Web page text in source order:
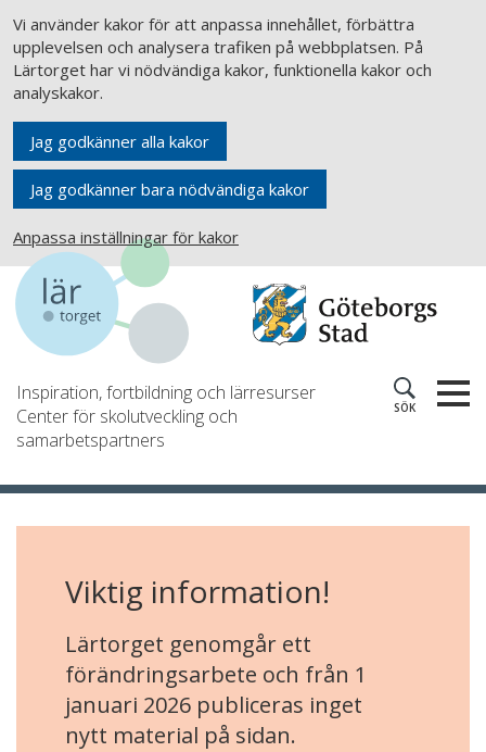
Vi använder kakor för att anpassa innehållet, förbättra
upplevelsen och analysera trafiken på webbplatsen. På
Lärtorget har vi nödvändiga kakor, funktionella kakor och
analyskakor.
Jag godkänner alla kakor
Jag godkänner bara nödvändiga kakor
Anpassa inställningar för kakor
Inspiration, fortbildning och lärresurser
Center för skolutveckling och
samarbetspartners
SÖK
Viktig information!
Lärtorget genomgår ett
förändringsarbete och från 1
januari 2026 publiceras inget
nytt material på sidan.